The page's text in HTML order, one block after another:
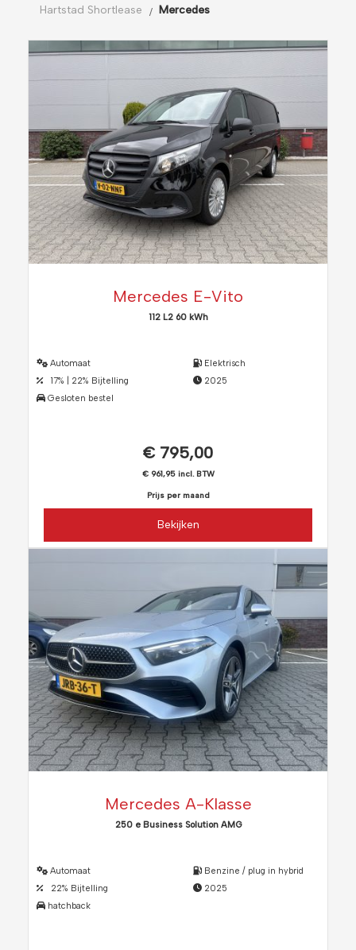
Hartstad Shortlease
Mercedes
Mercedes E-Vito
112 L2 60 kWh
Automaat
17% | 22% Bijtelling
Gesloten bestel
Elektrisch
2025
€ 795,00
€ 961,95 incl. BTW
Prijs per maand
Bekijken
Mercedes A-Klasse
250 e Business Solution AMG
Automaat
22% Bijtelling
hatchback
Benzine / plug in hybrid
2025